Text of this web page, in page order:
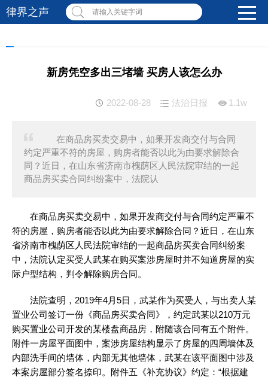
律界之声 请输入关键字词
新房凭空多出三堵墙 买房人该怎么办
1.1w
法治日报
2022-08-28
在商品房买卖交易中，如果开发商交付与合同
约定严重不符的房屋，购房者能否以此为由要求解除合
同？近日，在山东省济南市槐荫区人民法院审结的一起
商品房买卖合同纠纷案中，法院认
在商品房买卖交易中，如果开发商交付与合同约定严重不
符的房屋，购房者能否以此为由要求解除合同？近日，在山东
省济南市槐荫区人民法院审结的一起商品房买卖合同纠纷案
中，法院认定买受人武某在购买案涉房屋时并不知道房屋的实
际户型结构，判令解除购房合同。
法院查明，2019年4月5日，武某作为买受人，与出卖人某
置业公司签订一份《商品房买卖合同》，约定武某以210万元
购买置业公司开发的某楼盘商品房，附随该合同有五个附件。
附件一房屋平面图中，案涉房屋结构显示了房屋的四周墙体及
内部洗手间的墙体，内部无其他墙体，武某在该平面图中涉及
本案房屋部分签名捺印。附件五《补充协议》约定：“根据建